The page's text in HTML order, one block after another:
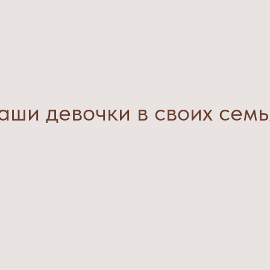
девочки в своих